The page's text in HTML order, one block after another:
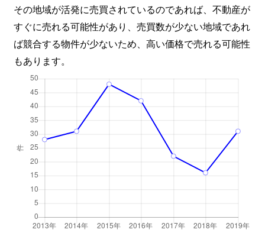
その地域が活発に売買されているのであれば、不動産が
すぐに売れる可能性があり、売買数が少ない地域であれ
ば競合する物件が少ないため、高い価格で売れる可能性
もあります。